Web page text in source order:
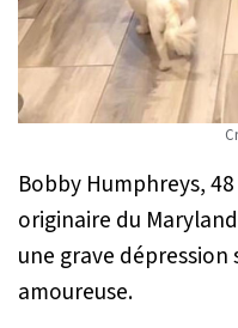
Bobby Humphreys,
originaire du
une grave
amoureuse.